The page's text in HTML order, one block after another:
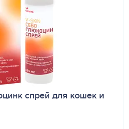
спрей для кошек и